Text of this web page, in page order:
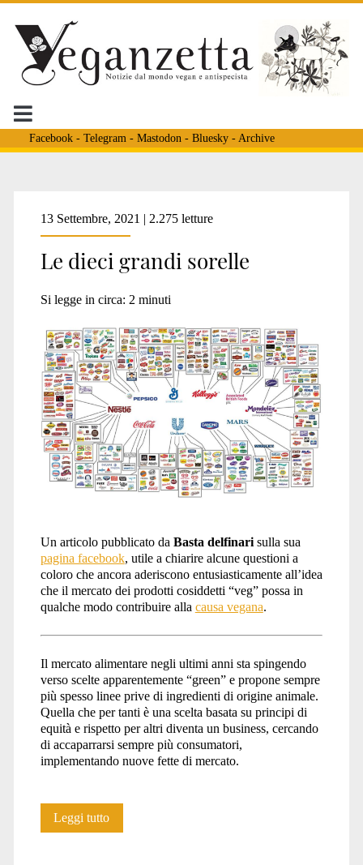
Facebook- Telegram - Mastodon - Bluesky- Archive
Tag:
<span>Unilever</span>
13 Settembre, 2021 | 2.275 letture
Le dieci grandi sorelle
Si legge in circa: 2 minuti
Un articolo pubblicato da Basta delfinarisulla sua
pagina facebook, utile a chiarire alcune questioni a
coloro che ancora aderiscono entusiasticamente all’idea
che il mercato dei prodotti cosiddetti “veg” possa in
qualche modo contribuire alla causa vegana.
Il mercato alimentare negli ultimi anni sta spingendo
verso scelte apparentemente “green” e propone sempre
più spesso linee prive di ingredienti di origine animale.
Quella che per tanti è una scelta basata su principi di
equità e rispetto per altri diventa un business, cercando
di accaparrarsi sempre più consumatori,
implementando nuove fette di mercato.
Leggi tuttoLe